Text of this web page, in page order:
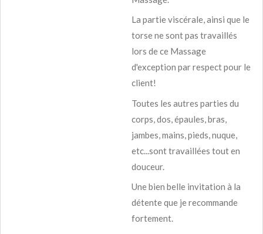
La partie viscérale, ainsi que le
torse ne sont pas travaillés
lors de ce Massage
d'exception par respect pour le
client!
Toutes les autres parties du
corps, dos, épaules, bras,
jambes, mains, pieds, nuque,
etc...sont travaillées tout en
douceur.
Une bien belle invitation à la
détente que je recommande
fortement.